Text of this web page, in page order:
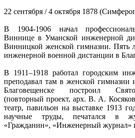
22 сентября / 4 октября 1878
В 1904-1906 начал
Виннице в Уманской инженерной
Винницкой женской гимназии. Пять
инженерной военной дистанции в
В 1911–1918 работал городским
преподавал там в женской
Благовещенске построил
(повторный проект, арх. В. А.
театр, павильон на выставке 1913
научные труды, печатался в
«Гражданин», «Инженерный журнал»